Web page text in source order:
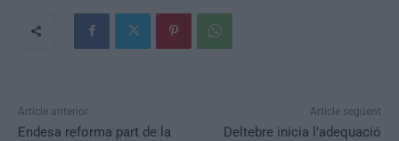
Article anterior
Endesa reforma part de la
Article següent
Deltebre inicia l’adequació